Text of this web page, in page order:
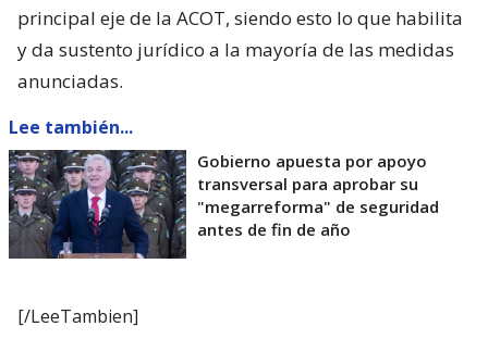
principal eje de la ACOT, siendo esto lo que habilita
y da sustento jurídico a la mayoría de las medidas
anunciadas.
Lee también...
Gobierno apuesta por apoyo
transversal para aprobar su
"megarreforma" de seguridad
antes de fin de año
[/LeeTambien]